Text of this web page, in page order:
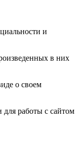
и
в них
о своем
работы с сайтом